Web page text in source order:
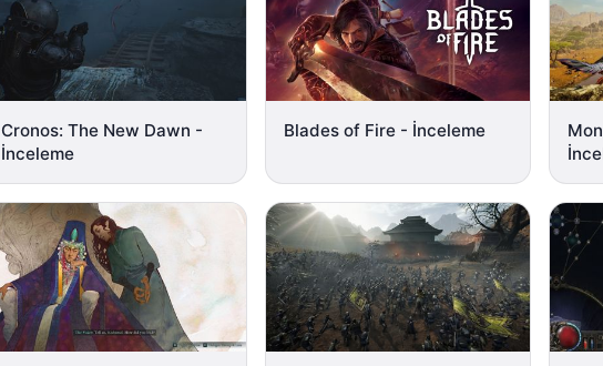
Cronos: The New Dawn -
İnceleme
Blades of Fire - İnceleme